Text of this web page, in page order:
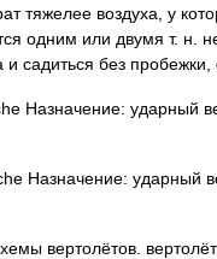
тяжелее воздуха, у
одним или двумя т. н.
и садиться без
Назначение: ударный
Назначение: ударный
вертолётов.